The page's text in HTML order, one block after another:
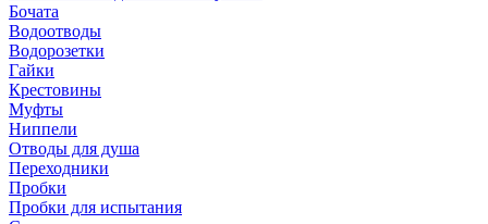
Бочата
Водоотводы
Водорозетки
Гайки
Крестовины
Муфты
Ниппели
Отводы для душа
Переходники
Пробки
Пробки для испытания